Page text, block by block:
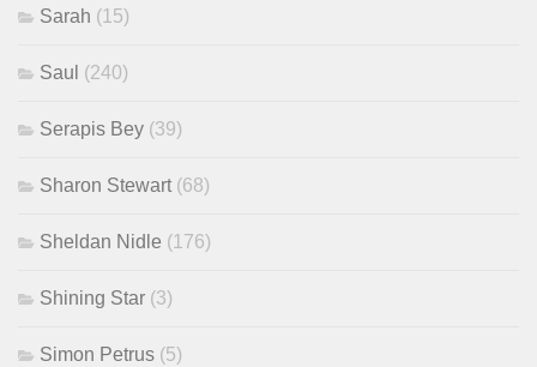
Sarah (15)
Saul (240)
Serapis Bey (39)
Sharon Stewart (68)
Sheldan Nidle (176)
Shining Star (3)
Simon Petrus (5)